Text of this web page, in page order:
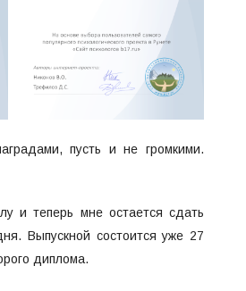
пусть и не громкими.
и теперь мне остается сдать
Выпускной состоится уже 27
диплома.